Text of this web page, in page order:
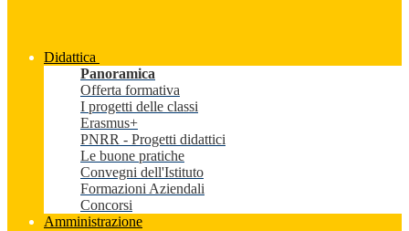
Didattica
Panoramica
Offerta formativa
I progetti delle classi
Erasmus+
PNRR - Progetti didattici
Le buone pratiche
Convegni dell'Istituto
Formazioni Aziendali
Concorsi
Amministrazione